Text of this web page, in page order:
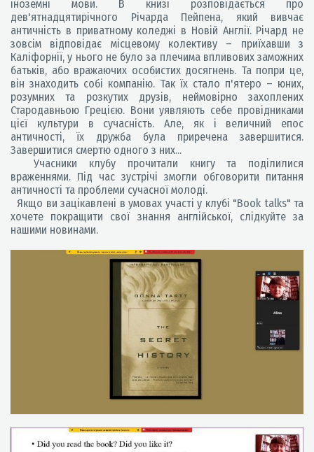
іноземні мови. В книзі розповідається про
дев'ятнадцятирічного Річарда Пейпена, який вивчає
античність в приватному коледжі в Новій Англії. Річард не
зовсім відповідає місцевому колективу – приїхавши з
Каліфорнії, у нього не було за плечима впливових заможних
батьків, або вражаючих особистих досягнень. Та попри це,
він знаходить собі компанію. Так їх стало п'ятеро – юних,
розумних та розкутих друзів, неймовірно захоплених
Стародавньою Грецією. Вони уявляють себе провідниками
цієї культури в сучасність. Але, як і величний епос
античності, їх дружба була приречена завершитися.
Завершитися смертю одного з них...
Учасники клубу прочитали книгу та поділилися
враженнями. Під час зустрічі змогли обговорити питання
античності та проблеми сучасної молоді.
Якщо ви зацікавлені в умовах участі у клубі "Book talks" та
хочете покращити свої знання англійської, слідкуйте за
нашими новинами.